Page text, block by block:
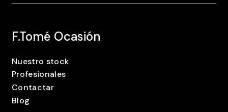
F.Tomé Ocasión
Nuestro stock
Profesionales
Contactar
Blog